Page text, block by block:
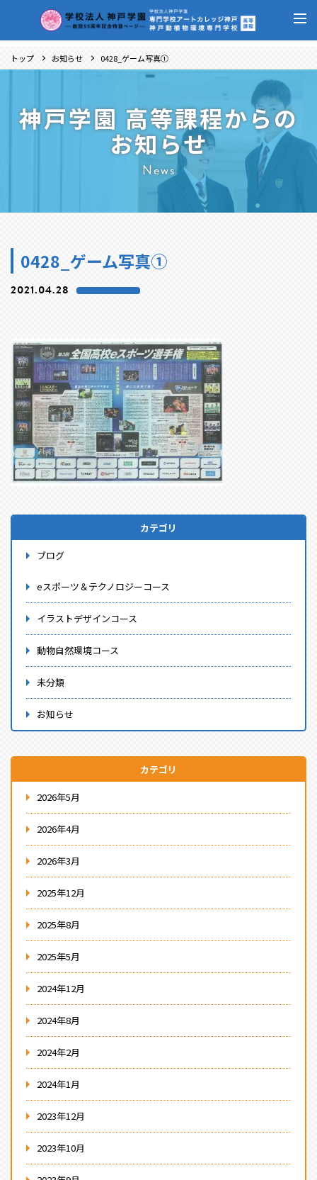
トップ お知らせ 0428_ゲーム写真①
神戸学園 高等課程からの
お知らせ
News
0428_ゲーム写真①
2021.04.28
カテゴリ
ブログ
eスポーツ＆テクノロジーコース
イラストデザインコース
動物自然環境コース
未分類
お知らせ
カテゴリ
2026年5月
2026年4月
2026年3月
2025年12月
2025年8月
2025年5月
2024年12月
2024年8月
2024年2月
2024年1月
2023年12月
2023年10月